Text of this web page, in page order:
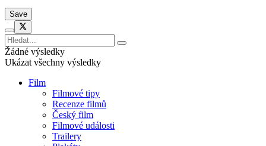
Žádné výsledky
Ukázat všechny výsledky
Film
Filmové tipy
Recenze filmů
Český film
Filmové události
Trailery